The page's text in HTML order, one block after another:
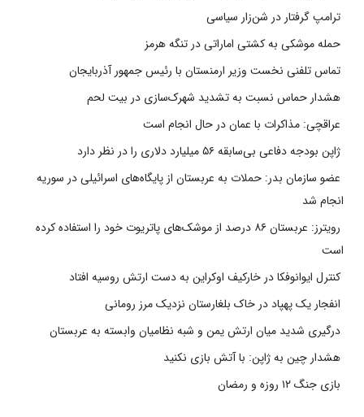
ترامپ گرفتار در شن‌زار سیاسی
حمله موشکی به کشتی اماراتی در تنگه هرمز
تماس تلفنی نخست وزیر ارمنستان با رئیس جمهور آذربایجان
هشدار حماس نسبت به تشدید شهرک‌سازی در بیت‌ لحم
عراقچی: مذاکرات با عمان در حال انجام است
ژاپن بودجه دفاعی بی‌سابقه ۵۶ میلیارد دلاری را در نظر دارد
عضو سازمان بدر: حملات به عربستان از پایگاه‌های اسرائیلی در سوریه
انجام شد
رویترز: عربستان ۸۶ درصد از موشک‌های پاتریوت خود را استفاده کرده
است
کنترل ایوانوفکا در خارکیف اوکراین به دست ارتش روسیه افتاد
انفجار یک پهپاد در خاک بلغارستان نزدیک مرز رومانی
درگیری شدید میان ارتش یمن و شبه نظامیان وابسته به عربستان
هشدار چین به ژاپن: با آتش بازی نکنید
بازی جنگ ۱۲ روزه و رمضان